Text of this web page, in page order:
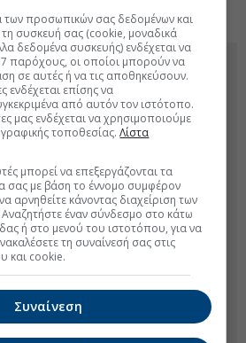
των προσωπικών σας δεδομένων και
συσκευή σας (cookie, μοναδικά
δεδομένα συσκευής) ενδέχεται να
παρόχους, οι οποίοι μπορούν να
σε αυτές ή να τις αποθηκεύσουν.
ενδέχεται επίσης να
από αυτόν τον ιστότοπο.
μας ενδέχεται να χρησιμοποιούμε
τοποθεσίας.Λίστα
μπορεί να επεξεργάζονται τα
σας με βάση το έννομο συμφέρον
αρνηθείτε κάνοντας διαχείριση των
έναν σύνδεσμο στο κάτω
ή στο μενού του ιστοτόπου, για να
τη συναίνεσή σας στις
και cookie.
Συναίνεση